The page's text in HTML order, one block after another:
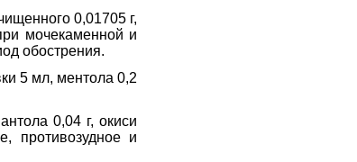
0,01705 г,
мочекаменной и
обострения.
5 мл, ментола 0,2
0,04 г, окиси
противозудное и